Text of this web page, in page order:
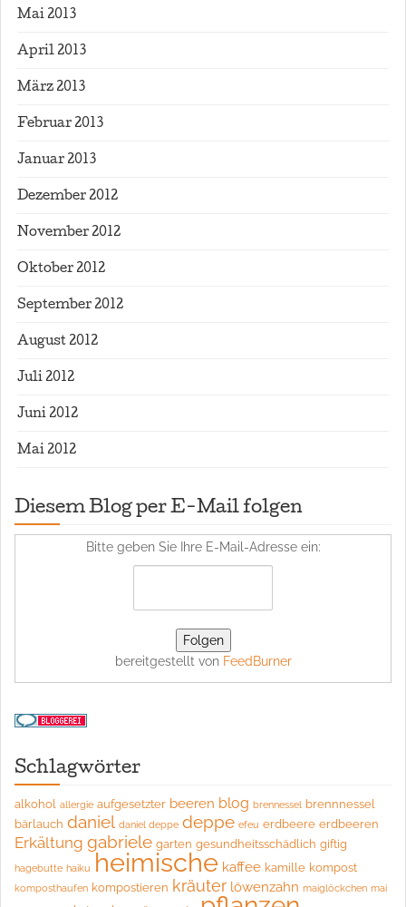
Mai 2013
April 2013
März 2013
Februar 2013
Januar 2013
Dezember 2012
November 2012
Oktober 2012
September 2012
August 2012
Juli 2012
Juni 2012
Mai 2012
Diesem Blog per E-Mail folgen
Bitte geben Sie Ihre E-Mail-Adresse ein:
bereitgestellt von FeedBurner
Schlagwörter
alkohol allergie aufgesetzter beeren blog brennessel brennnessel
bärlauch daniel daniel deppe deppe efeu erdbeere erdbeeren
Erkältung gabriele garten gesundheitsschädlich giftig
hagebutte haiku heimische kaffee kamille kompost
komposthaufen kompostieren kräuter löwenzahn maiglöckchen mai